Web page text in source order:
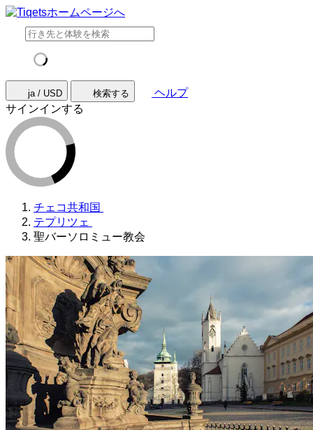
ja / USD 検索する
ヘルプ
サインインする
チェコ共和国
テプリツェ
聖バーソロミュー教会